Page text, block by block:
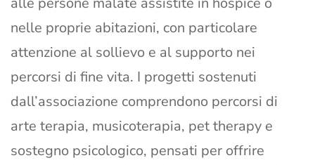
nelle proprie abitazioni, con particolare
attenzione al sollievo e al supporto nei
percorsi di fine vita. I progetti sostenuti
dall’associazione comprendono percorsi di
arte terapia, musicoterapia, pet therapy e
sostegno psicologico, pensati per offrire